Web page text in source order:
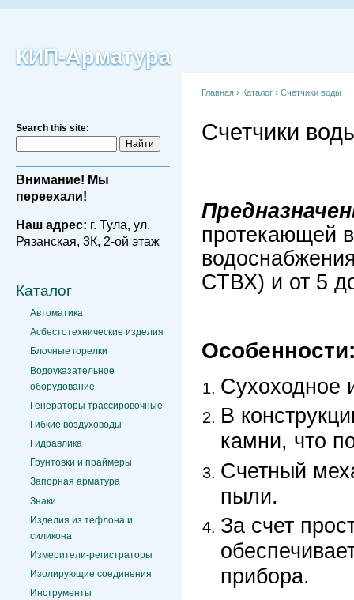
КИП-Арматура
Search this site:
Внимание! Мы
переехали!
Наш адрес: г. Тула, ул.
Рязанская, 3К, 2-ой этаж
Каталог
Автоматика
Асбестотехнические изделия
Блочные горелки
Водоуказательное
оборудование
Генераторы трассировочные
Гибкие воздуховоды
Гидравлика
Грунтовки и праймеры
Запорная арматура
Знаки
Изделия из тефлона и
силикона
Измерители-регистраторы
Изолирующие соединения
Инструменты
Главная › Каталог › Счетчики воды
Счетчики
протекающей
СТВХ) и от 5
Сухоходное
В
камни, что
Счетный
пыли.
За счет
прибора.